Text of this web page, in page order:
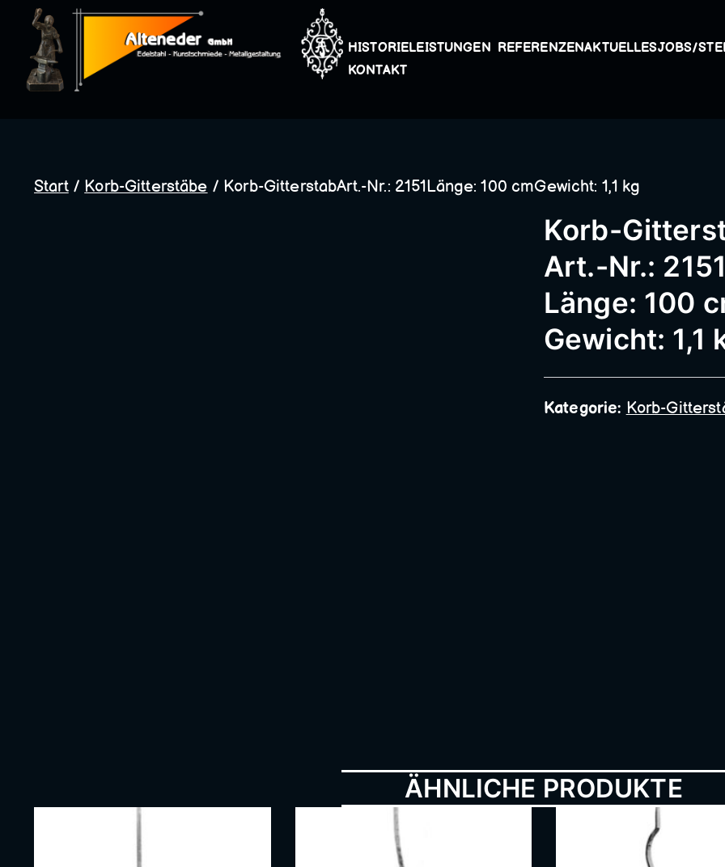
Inhalt
springen
Kunstschmiede
Metallbau,
Schneidermühle,
Bauschlosserei
HISTORIELEISTUNGEN REFERENZENAKTUELLESJOBS/
KONTAKT
Start/ Korb-Gitterstäbe / Korb-GitterstabArt.-Nr.: 2151Länge: 100 cmGewicht: 1,1 kg
Korb-
Art.-Nr.:
Länge: 100
Gewicht: 1,1
Kategorie: Korb-
ÄHNLICHE PRODUKTE